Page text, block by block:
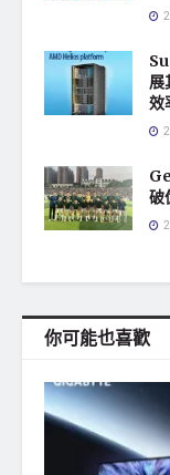
展
效
破
你可能也喜歡